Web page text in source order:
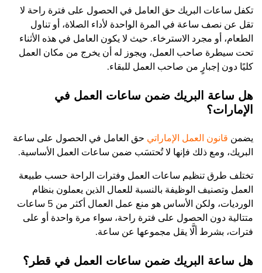
تكفل ساعات البريك حق العامل في الحصول على فترة راحة لا
تقل عن نصف ساعة في المرة الواحدة لأداء الصلاة، أو تناول
الطعام، أو مجرد الاسترخاء. حيث لا يكون العامل في هذه الأثناء
تحت سيطرة صاحب العمل، ويجوز له أن يخرج من مكان العمل
كليًا دون إجبارٍ من صاحب العمل للبقاء.
هل ساعة البريك ضمن ساعات العمل في
الإمارات؟
يضمن قانون العمل الإماراتي حق العامل في الحصول على ساعة
البريك، ومع ذلك فإنها لا تُحتسَب ضمن ساعات العمل الأساسية.
تختلف طرق تنظيم ساعات العمل وفترات الراحة حسب طبيعة
العمل وتصنيف الوظيفة بالنسبة للعمال الذين يعملون بنظام
الورديات، ولكن الأساس هو منع عمل العمال أكثر من 5 ساعات
متتالية دون الحصول على فترة راحة، سواء مرة واحدة أو على
فترات، بشرط ألَّا يقل مجموعها عن ساعة.
هل ساعة البريك ضمن ساعات العمل في قطر؟